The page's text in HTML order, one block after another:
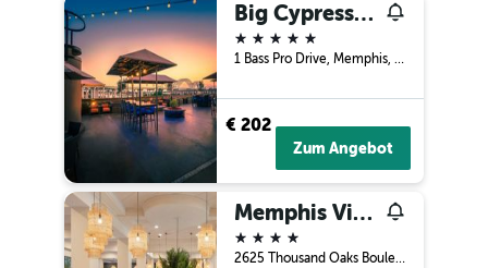
Big Cypress Lodge
5 Sterne
1 Bass Pro Drive, Memphis, TN, USA
€ 202
Zum Angebot
Memphis Vitality Hotel
4 Sterne
2625 Thousand Oaks Boulevard, Memphis, TN, USA